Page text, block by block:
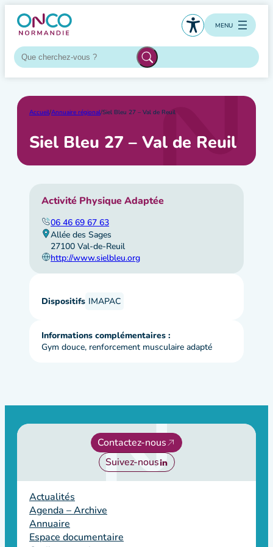
Aller
contenu
MENU
Accueil/Annuaire régional/Siel Bleu 27 – Val de Reuil
Siel Bleu 27 – Val de Reuil
Activité Physique Adaptée
06 46 69 67 63
Allée des Sages
27100 Val-de-Reuil
http://www.sielbleu.org
Dispositifs IMAPAC
Informations complémentaires :
Gym douce, renforcement musculaire adapté
Contactez-nous
Suivez-nous
Actualités
Agenda – Archive
Annuaire
Espace documentaire